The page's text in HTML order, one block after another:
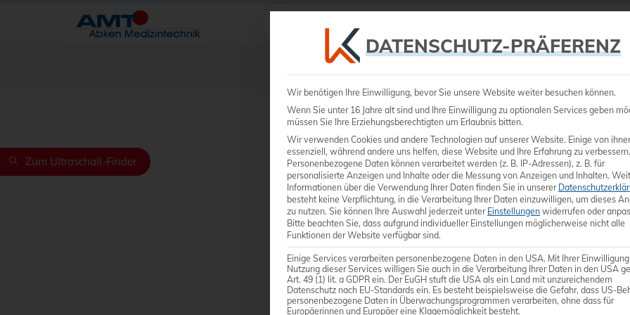
Zum Ultraschall-Finder
Ultraschall
Hockey-
Frequenz-Bandbreite:
Bildfeld: 26,9 mm
DATENSCHUTZ-PRÄFERENZ
Wir benötigen Ihre Einwilligung, bevor Sie unsere Website weiter besuchen können.
Wenn Sie unter 16 Jahre alt sind und Ihre Einwilligung zu optionalen Services geben
müssen Sie Ihre Erziehungsberechtigten um Erlaubnis bitten.
Wir verwenden Cookies und andere Technologien auf unserer Website. Einige von
essenziell, während andere uns helfen, diese Website und Ihre Erfahrung zu verbessern.
Personenbezogene Daten können verarbeitet werden (z. B. IP-Adressen), z. B. für
personalisierte Anzeigen und Inhalte oder die Messung von Anzeigen und Inhalten.
Informationen über die Verwendung Ihrer Daten finden Sie in unserer
besteht keine Verpflichtung, in die Verarbeitung Ihrer Daten einzuwilligen, um dieses
zu nutzen. Sie können Ihre Auswahl jederzeit unter Einstellungen widerrufen oder
Bitte beachten Sie, dass aufgrund individueller Einstellungen möglicherweise nicht alle
Funktionen der Website verfügbar sind.
Einige Services verarbeiten personenbezogene Daten in den USA. Mit Ihrer
Nutzung dieser Services willigen Sie auch in die Verarbeitung Ihrer Daten in den USA
Art. 49 (1) lit. a GDPR ein. Der EuGH stuft die USA als ein Land mit unzureichendem
Datenschutz nach EU-Standards ein. Es besteht beispielsweise die Gefahr, dass US-
personenbezogene Daten in Überwachungsprogrammen verarbeiten, ohne dass für
Europäerinnen und Europäer eine Klagemöglichkeit besteht.